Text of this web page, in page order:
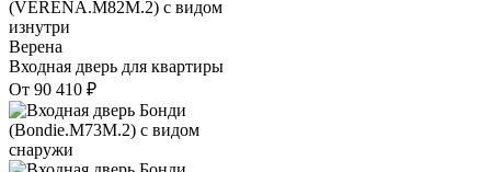
Верена
Входная дверь для квартиры
От 90 410 ₽